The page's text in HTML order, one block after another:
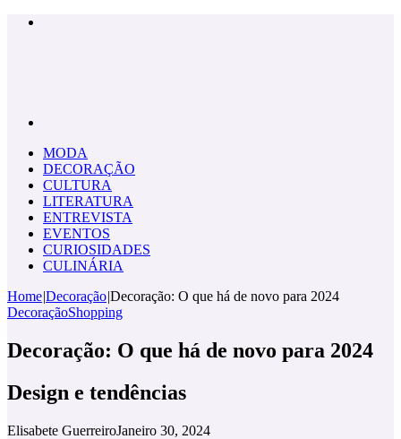
MODA
DECORAÇÃO
CULTURA
LITERATURA
ENTREVISTA
EVENTOS
CURIOSIDADES
CULINÁRIA
Home|Decoração|Decoração: O que há de novo para 2024
DecoraçãoShopping
Decoração: O que há de novo para 2024
Design e tendências
Elisabete GuerreiroJaneiro 30, 2024